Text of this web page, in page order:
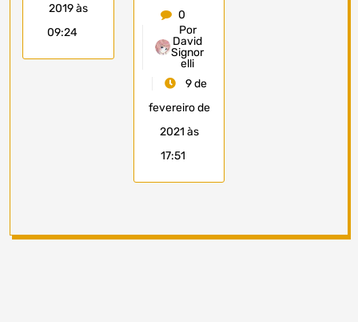
2019 às
09:24
0
Por
David
Signor
elli
9 de
fevereiro de
2021 às
17:51